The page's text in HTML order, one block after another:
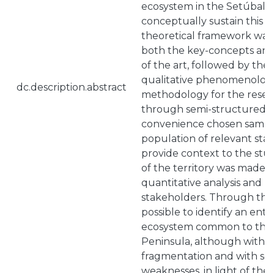
dc.description.abstract
ecosystem in the Setúbal
conceptually sustain this
theoretical framework
both the key-concepts
of the art, followed by the
qualitative
methodology for the
through semi-structured
convenience chosen
population of relevant
provide context to the
of the territory was made,
quantitative analysis and
stakeholders. Through
possible to identify an
ecosystem common to
Peninsula, although with
fragmentation and with